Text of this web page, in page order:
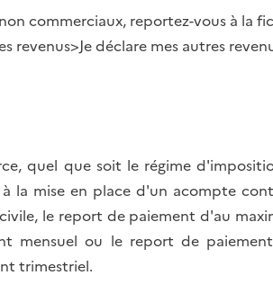
commerciaux, reportez-vous à la
revenus>Je déclare mes autres
quel que soit le régime
la mise en place d'un acompte
le report de paiement d'au
mensuel ou le report de
trimestriel.